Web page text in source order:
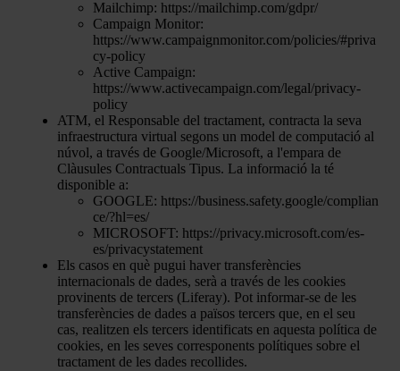
Mailchimp: https://mailchimp.com/gdpr/
Campaign Monitor:
https://www.campaignmonitor.com/policies/#priva
cy-policy
Active Campaign:
https://www.activecampaign.com/legal/privacy-
policy
ATM, el Responsable del tractament, contracta la seva
infraestructura virtual segons un model de computació al
núvol, a través de Google/Microsoft, a l'empara de
Clàusules Contractuals Tipus. La informació la té
disponible a:
GOOGLE: https://business.safety.google/complian
ce/?hl=es/
MICROSOFT: https://privacy.microsoft.com/es-
es/privacystatement
Els casos en què pugui haver transferències
internacionals de dades, serà a través de les cookies
provinents de tercers (Liferay). Pot informar-se de les
transferències de dades a països tercers que, en el seu
cas, realitzen els tercers identificats en aquesta política de
cookies, en les seves corresponents polítiques sobre el
tractament de les dades recollides.